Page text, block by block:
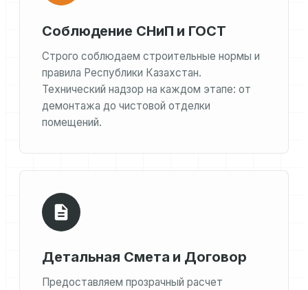
Соблюдение СНиП и ГОСТ
Строго соблюдаем строительные нормы и
правила Республики Казахстан.
Технический надзор на каждом этапе: от
демонтажа до чистовой отделки
помещений.
Детальная Смета и Договор
Предоставляем прозрачный расчет